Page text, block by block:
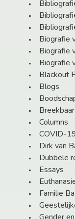
Biografie
Biografie
Biografie
Blackout
Blogs
Columns
COVID-19
Dirk van
Dubbele
Essays
Familie